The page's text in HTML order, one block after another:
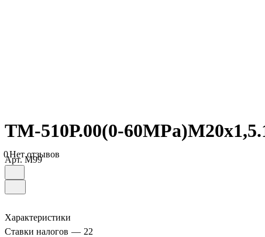
ТМ-510Р.00(0-
0Нет отзывов
Арт.M99
Характеристики
Ставки налогов — 22